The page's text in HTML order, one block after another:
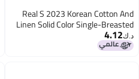
Real S 2023 Korean Cotton And
Linen Solid Color Single-Breasted
Loose Large Size Thin Seven-
Sleeved Shirt Top
د.ك‏4.12